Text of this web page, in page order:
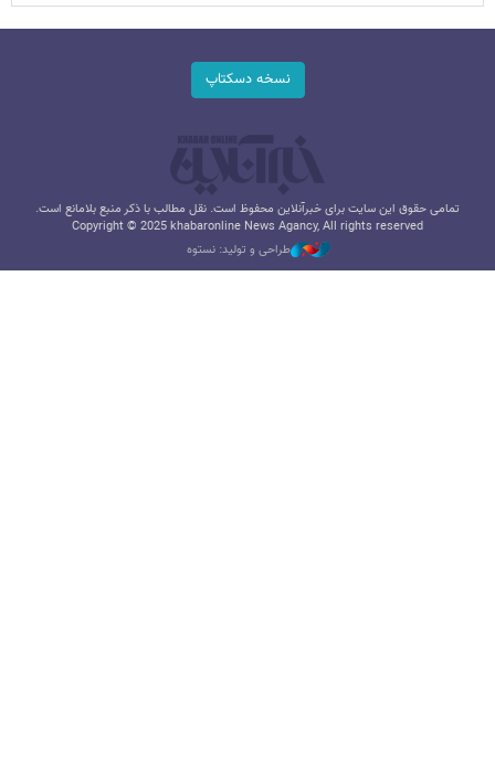
نسخه دسکتاپ
تمامی حقوق این سایت برای خبرآنلاین محفوظ است. نقل مطالب با ذکر منبع بلامانع است.
Copyright © 2025 khabaronline News Agancy, All rights reserved
طراحی و تولید: نستوه